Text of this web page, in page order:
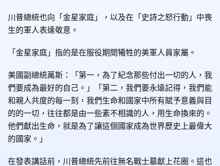
川普總統也向「金星家庭」，以及在「史詩之怒行動」中喪
生的軍人表達敬意。
「金星家庭」指的是在服役期間犧牲的美軍人員家屬。
美國副總統萬斯：「第一，為了紀念那些付出一切的人，我
們要成為最好的自己。」「第二，我們要永遠記得，我們能
和親人共度的每一刻，我們生命和國家中所有賦予意義與目
的的一切，往往都是由一些素不相識的人，用生命換來的。
他們獻出生命，就是為了讓這個國家成為世界歷史上最偉大
的國家。」
在發表講話前，川普總統先前往無名戰士墓獻上花圈。這也